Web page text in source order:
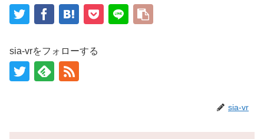
sia-vrをフォローする
sia-vr